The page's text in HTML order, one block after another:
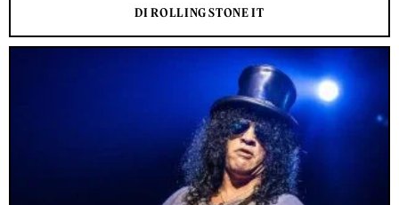
DI ROLLING STONE IT